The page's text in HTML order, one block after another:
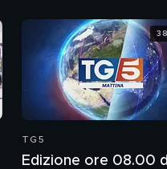
TG5
Edizione ore 08.00